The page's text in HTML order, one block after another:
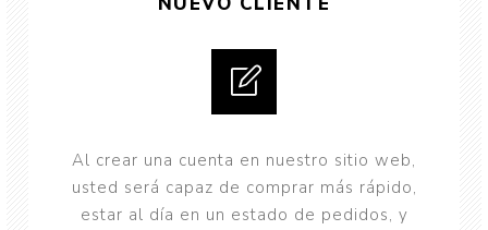
Al crear una cuenta en nuestro sitio web,
usted será capaz de comprar más rápido,
estar al día en un estado de pedidos, y